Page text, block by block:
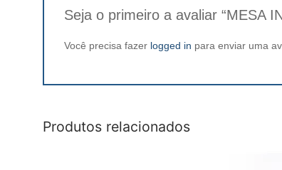
Seja o primeiro a avaliar “MESA
Você precisa fazer logged in para enviar uma
Produtos relacionados